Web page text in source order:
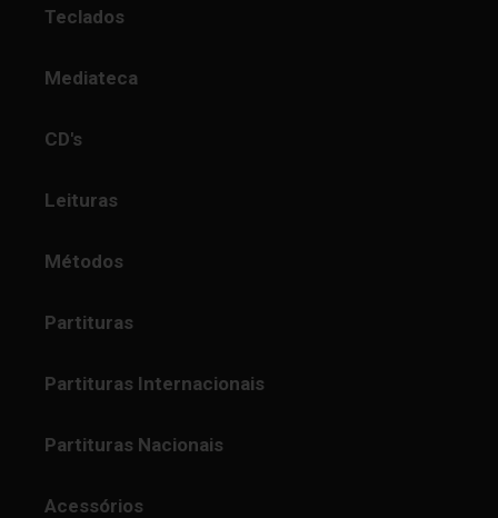
Teclados
Mediateca
CD's
Leituras
Métodos
Partituras
Partituras Internacionais
Partituras Nacionais
Acessórios